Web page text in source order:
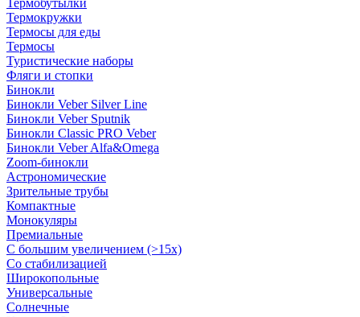
Термобутылки
Термокружки
Термосы для еды
Термосы
Туристические наборы
Фляги и стопки
Бинокли
Бинокли Veber Silver Line
Бинокли Veber Sputnik
Бинокли Classic PRO Veber
Бинокли Veber Alfa&Omega
Zoom-бинокли
Астрономические
Зрительные трубы
Компактные
Монокуляры
Премиальные
С большим увеличением (>15x)
Со стабилизацией
Широкопольные
Универсальные
Солнечные